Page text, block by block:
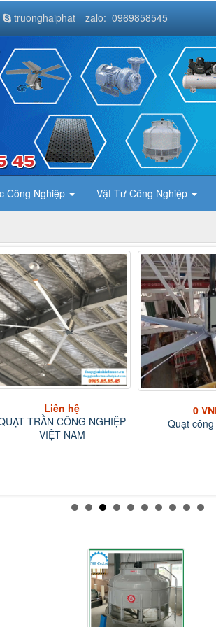
Công Nghiệp Vật Tư Công Nghiệp
truonghaiphat zalo: 0969858545
0 VND
Quạt công nghiệp
0